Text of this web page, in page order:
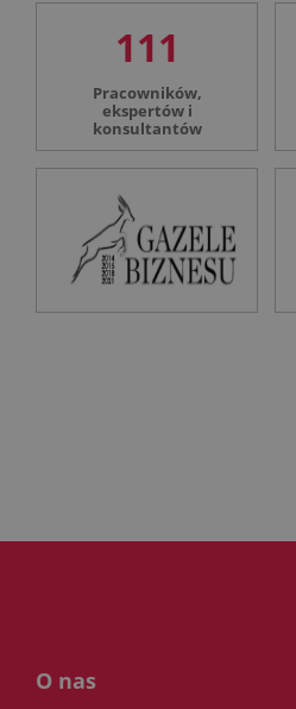
111
Pracowników,
ekspertów i
konsultantów
O nas